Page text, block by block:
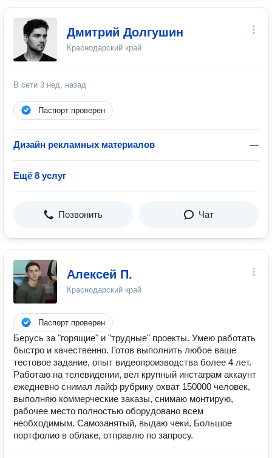
Дмитрий Долгушин
Краснодарский край
В сети 3 нед. назад
Паспорт проверен
Дизайн рекламных материалов —
Ещё 8 услуг
Позвонить Чат
Алексей П.
Краснодарский край
Паспорт проверен
Берусь за "горящие" и "трудные" проекты. Умею работать
быстро и качественно. Готов выполнить любое ваше
тестовое задание, опыт видеопроизводства более 4 лет.
Работаю на телевидении, вёл крупный инстаграм аккаунт
ежедневно снимал лайф рубрику охват 150000 человек,
выполняю коммерческие заказы, снимаю монтирую,
рабочее место полностью оборудовано всем
необходимым. Самозанятый, выдаю чеки. Большое
портфолио в облаке, отправлю по запросу.